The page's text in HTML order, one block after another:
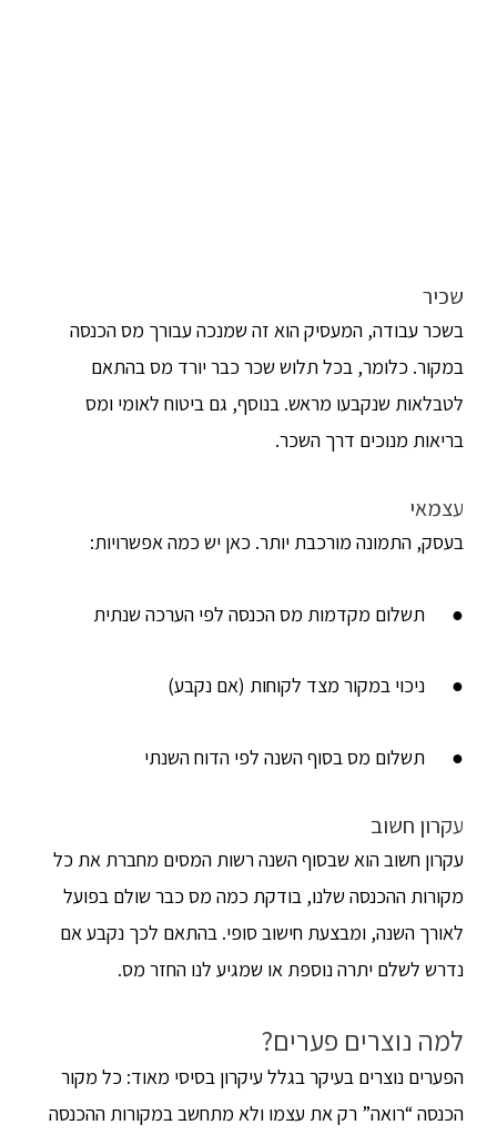
שכיר
בשכר עבודה, המעסיק הוא זה שמנכה עבורך מס הכנסה
במקור. כלומר, בכל תלוש שכר כבר יורד מס בהתאם
לטבלאות שנקבעו מראש. בנוסף, גם ביטוח לאומי ומס
בריאות מנוכים דרך השכר.
עצמאי
בעסק, התמונה מורכבת יותר. כאן יש כמה אפשרויות:
● תשלום מקדמות מס הכנסה לפי הערכה שנתית
● ניכוי במקור מצד לקוחות (אם נקבע)
● תשלום מס בסוף השנה לפי הדוח השנתי
עקרון חשוב
עקרון חשוב הוא שבסוף השנה רשות המסים מחברת את כל
מקורות ההכנסה שלנו, בודקת כמה מס כבר שולם בפועל
לאורך השנה, ומבצעת חישוב סופי. בהתאם לכך נקבע אם
נדרש לשלם יתרה נוספת או שמגיע לנו החזר מס.
למה נוצרים פערים?
הפערים נוצרים בעיקר בגלל עיקרון בסיסי מאוד: כל מקור
הכנסה “רואה” רק את עצמו ולא מתחשב במקורות ההכנסה